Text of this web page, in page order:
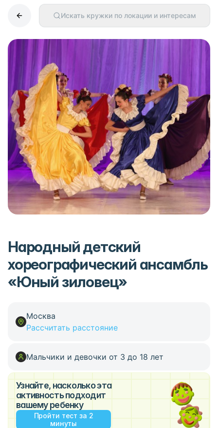
Искать кружки по локации и интересам
Народный детский
хореографический ансамбль
«Юный зиловец»
Москва
Рассчитать расстояние
Мальчики и девочки от 3 до 18 лет
Узнайте, насколько эта
активность подходит
вашему ребенку
Пройти тест за 2
минуты